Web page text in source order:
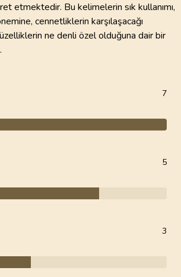
etmektedir. Bu kelimelerin sık kullanımı,
cennetliklerin karşılaşacağı
ne denli özel olduğuna dair bir
7
5
3